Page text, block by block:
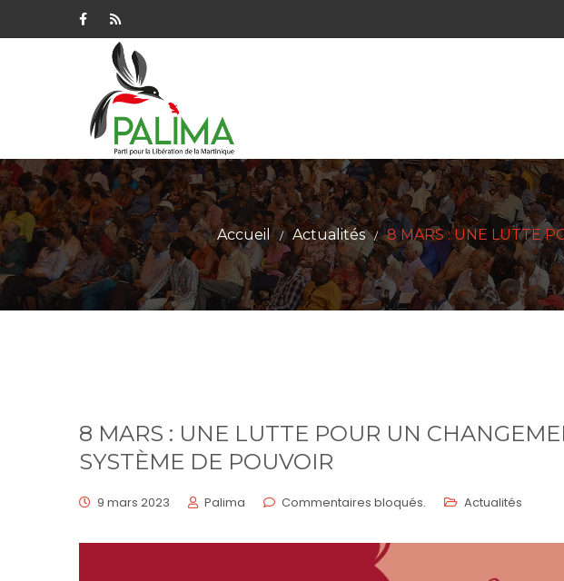
Accueil / Actualités / 8 MARS : UNE LUTTE
8 MARS : UNE LUTTE POUR UN
SYSTÈME DE POUVOIR
9 mars 2023 Palima Commentaires bloqués. Actualités